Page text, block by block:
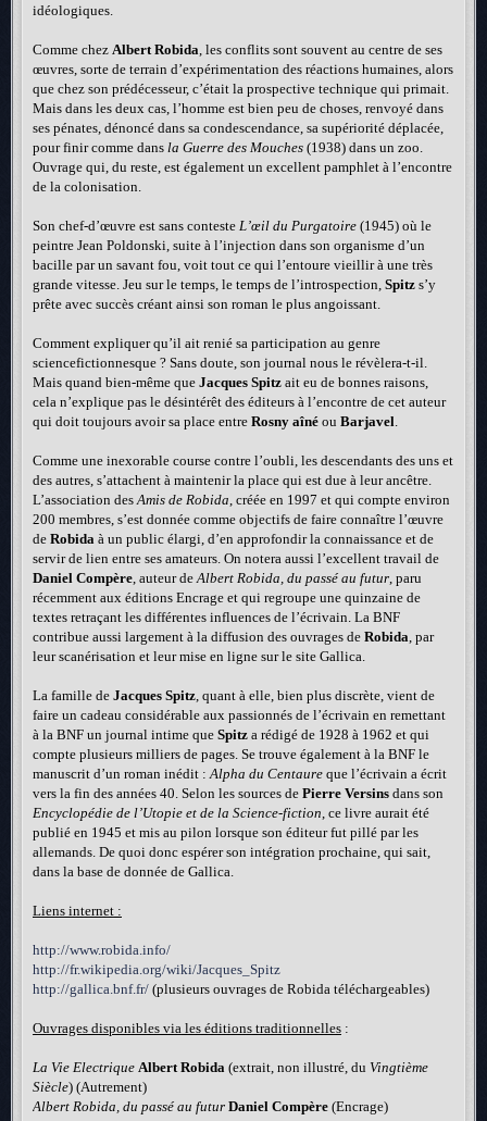
idéologiques.
Comme chez Albert Robida, les conflits sont souvent au centre de ses
œuvres, sorte de terrain d’expérimentation des réactions humaines, alors
que chez son prédécesseur, c’était la prospective technique qui primait.
Mais dans les deux cas, l’homme est bien peu de choses, renvoyé dans
ses pénates, dénoncé dans sa condescendance, sa supériorité déplacée,
pour finir comme dans la Guerre des Mouches (1938) dans un zoo.
Ouvrage qui, du reste, est également un excellent pamphlet à l’encontre
de la colonisation.
Son chef-d’œuvre est sans conteste L’œil du Purgatoire (1945) où le
peintre Jean Poldonski, suite à l’injection dans son organisme d’un
bacille par un savant fou, voit tout ce qui l’entoure vieillir à une très
grande vitesse. Jeu sur le temps, le temps de l’introspection, Spitz s’y
prête avec succès créant ainsi son roman le plus angoissant.
Comment expliquer qu’il ait renié sa participation au genre
sciencefictionnesque ? Sans doute, son journal nous le révèlera-t-il.
Mais quand bien-même que Jacques Spitz ait eu de bonnes raisons,
cela n’explique pas le désintérêt des éditeurs à l’encontre de cet auteur
qui doit toujours avoir sa place entre Rosny aîné ou Barjavel.
Comme une inexorable course contre l’oubli, les descendants des uns et
des autres, s’attachent à maintenir la place qui est due à leur ancêtre.
L’association desAmis de Robida, créée en 1997 et qui compte environ
200 membres, s’est donnée comme objectifs de faire connaître l’œuvre
de Robida à un public élargi, d’en approfondir la connaissance et de
servir de lien entre ses amateurs. On notera aussi l’excellent travail de
Daniel Compère, auteur deAlbert Robida, du passé au futur, paru
récemment aux éditions Encrage et qui regroupe une quinzaine de
textes retraçant les différentes influences de l’écrivain. La BNF
contribue aussi largement à la diffusion des ouvrages de Robida, par
leur scanérisation et leur mise en ligne sur le site Gallica.
La famille de Jacques Spitz, quant à elle, bien plus discrète, vient de
faire un cadeau considérable aux passionnés de l’écrivain en remettant
à la BNF un journal intime que Spitz a rédigé de 1928 à 1962 et qui
compte plusieurs milliers de pages. Se trouve également à la BNF le
manuscrit d’un roman inédit :Alpha du Centaure que l’écrivain a écrit
vers la fin des années 40. Selon les sources de Pierre Versins dans son
Encyclopédie de l’Utopie et de la Science-fiction, ce livre aurait été
publié en 1945 et mis au pilon lorsque son éditeur fut pillé par les
allemands. De quoi donc espérer son intégration prochaine, qui sait,
dans la base de donnée de Gallica.
Liens internet :
http://www.robida.info/
http://fr.wikipedia.org/wiki/Jacques_Spitz
http://gallica.bnf.fr/ (plusieurs ouvrages de Robida téléchargeables)
Ouvrages disponibles via les éditions traditionnelles :
La Vie Electrique Albert Robida (extrait, non illustré, du Vingtième
Siècle) (Autrement)
Albert Robida, du passé au futur Daniel Compère (Encrage)